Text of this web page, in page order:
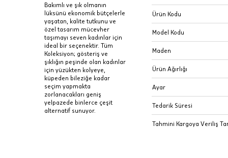
Stoklar çok
Taksit
Tek Çekim
2 Taksit
3 Taksit
E-Posta Adresi
Bakımlı ve şık olmanın
lüksünü ekonomik bütçelerle
yaşatan, kalite tutkunu ve
özel tasarım mücevher
taşımayı seven kadınlar için
ideal bir seçenektir. Tüm
Koleksiyon; gösteriş ve
şıklığın peşinde olan kadınlar
için yüzükten kolyeye,
küpeden bileziğe kadar
seçim yapmakta
zorlanacakları geniş
yelpazede binlerce çeşit
alternatif sunuyor.
Ürün Kodu
Model Kodu
Maden
Ürün Ağırlığı
Ayar
Tedarik Süresi
Tahmini Kargoya Veriliş
Sipariş
İptal:
seçilen